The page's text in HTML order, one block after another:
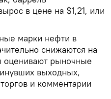
в цене на $1,21, или
марки нефти в
снижаются на
оценивают рыночные
выходных,
и комментарии